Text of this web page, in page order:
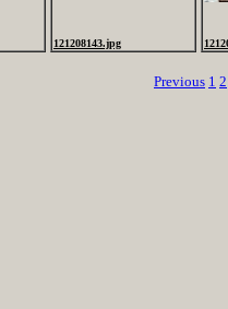
121208143.jpg
Previous 1 2